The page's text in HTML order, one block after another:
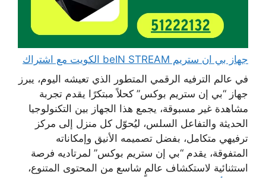
جهاز بي ان ستريم beIN STREAM الكويت مع اشتراك
في عالم الترفيه الرقمي المتطور الذي تعيشه اليوم، يبرز
جهاز “بي إن ستريم بوكس” كحلاً مبتكرًا يقدم تجربة
مشاهدة غير مسبوقة، يجمع هذا الجهاز بين التكنولوجيا
الحديثة والتفاعل السلس، ليُحوّل كل منزل إلى مركز
ترفيهي متكامل، بفضل تصميمه الأنيق وإمكاناته
المتفوقة، يقدم “بي إن ستريم بوكس” لمرتاديه فرصة
استثنائية لاستكشاف عالمٍ شاسع من المحتوى المتنوع،